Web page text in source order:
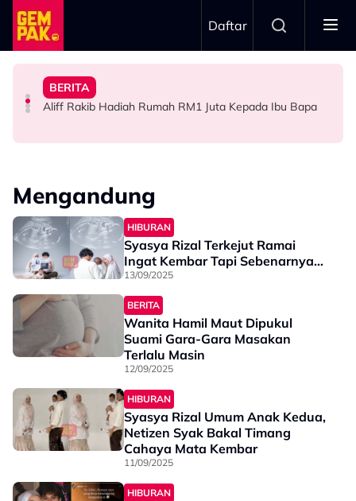
Skip to main content
Daftar
Mahu Bantu Ribuan Pencinta Ilmu Setiap Minggu, Najib
Asaddok Sumbang Dua Buggy Buat Akademi Diasas
Ustaz Wadi Annuar
BERITA
Aliff Rakib Hadiah Rumah RM1 Juta Kepada Ibu Bapa
Big Stage Rocketfuel: Tiada Penyingkiran Selepas
Rieffa? Ini Respon Tuan Badan - "Saya Tiada Rasa Sakit
Hati Pun..."
Atlet Golf Tidak Diculik, ‘Lari’ ke Bangkok Sebab
Keluarga Rasa Bakal Suami Tak Setaraf
Mengandung
HIBURAN
Syasya Rizal Terkejut Ramai
Ingat Kembar Tapi Sebenarnya…
13/09/2025
BERITA
Wanita Hamil Maut Dipukul
Suami Gara-Gara Masakan
Terlalu Masin
12/09/2025
HIBURAN
Syasya Rizal Umum Anak Kedua,
Netizen Syak Bakal Timang
Cahaya Mata Kembar
11/09/2025
HIBURAN